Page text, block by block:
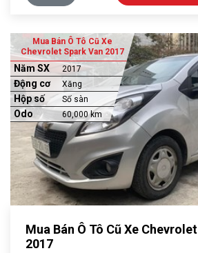
Mua Bán Ô Tô Cũ Xe
Chevrolet Spark Van 2017
Năm SX 2017
Động cơ Xăng
Hộp số Số sàn
Odo 60,000 km
Mua Bán Ô Tô Cũ Xe
2017